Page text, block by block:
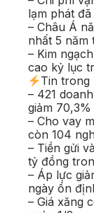
lạm phát
– Châu Á
nhất 5 năm
– Kim
cao kỷ lục
Tin trong
– 421
giảm
– Cho vay
còn 104
– Tiền gửi
tỷ đồng
– Áp lực
ngày ổn
– Giá xăng